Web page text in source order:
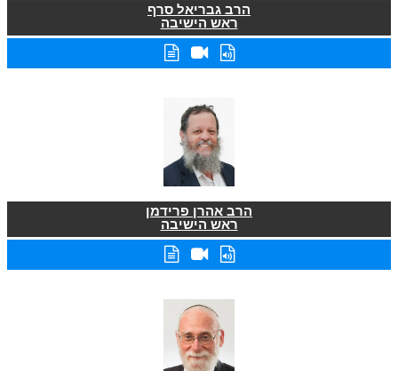
הרב גבריאל סרף
ראש הישיבה
הרב אהרן פרידמן
ראש הישיבה